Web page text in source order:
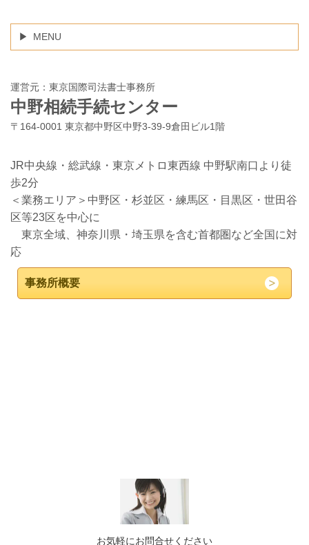
MENU
運営元：東京国際司法書士事務所
中野相続手続センター
〒164-0001 東京都中野区中野3-39-9倉田ビル1階
JR中央線・総武線・東京メトロ東西線 中野駅南口より徒
歩2分
＜業務エリア＞中野区・杉並区・練馬区・目黒区・世田谷
区等23区を中心に
東京全域、神奈川県・埼玉県を含む首都圏など全国に対
応
事務所概要
お気軽にお問合せください